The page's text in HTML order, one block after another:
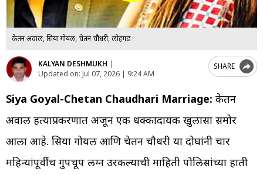
केतन अग्रवाल, सिया गोयल, चेतन चौधरी, लोहगड
KALYAN DESHMUKH |
Updated on: Jul 07, 2026 | 9:24 AM
SHARE
Siya Goyal-Chetan Chaudhari Marriage: केतन
अग्रवाल हत्याप्रकरणात अजून एक धक्कादायक खुलासा समोर
आला आहे. सिया गोयल आणि चेतन चौधरी या दोघांनी चार
महिन्यांपूर्वीच गुपचूप लग्न उरकल्याची माहिती पोलिसांच्या हाती